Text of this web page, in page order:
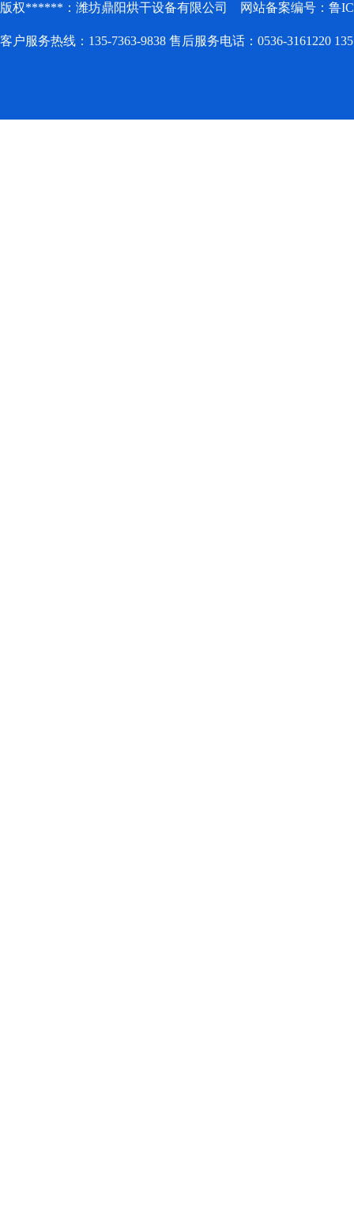
版权******：潍坊鼎阳烘干设备有限公司 网站备案编号： 鲁
客户服务热线：135-7363-9838 售后服务电话：0536-3161220